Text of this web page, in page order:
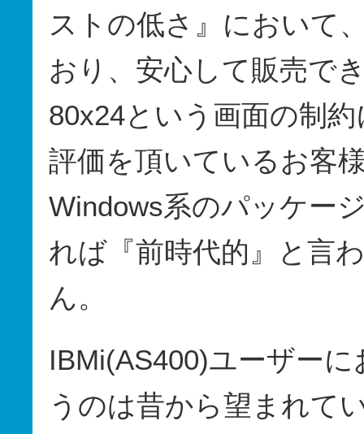
ストの低さ』において
おり、安心して販売で
80x24という画面の制
評価を頂いているお客
Windows系のパッケー
れば『前時代的』と言
ん。
IBMi(AS400)ユーザー
うのは昔から望まれて